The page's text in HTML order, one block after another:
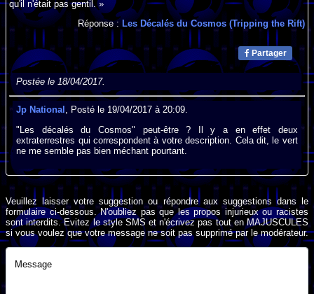
qu'il n'était pas gentil. »
Réponse : Les Décalés du Cosmos (Tripping the Rift)
Partager
Postée le 18/04/2017.
Jp National , Posté le 19/04/2017 à 20:09.
"Les décalés du Cosmos" peut-être ? Il y a en effet deux
extraterrestres qui correspondent à votre description. Cela dit, le vert
ne me semble pas bien méchant pourtant.
Veuillez laisser votre suggestion ou répondre aux suggestions dans le
formulaire ci-dessous. N'oubliez pas que les propos injurieux ou racistes
sont interdits. Evitez le style SMS et n'écrivez pas tout en MAJUSCULES
si vous voulez que votre message ne soit pas supprimé par le modérateur.
Message